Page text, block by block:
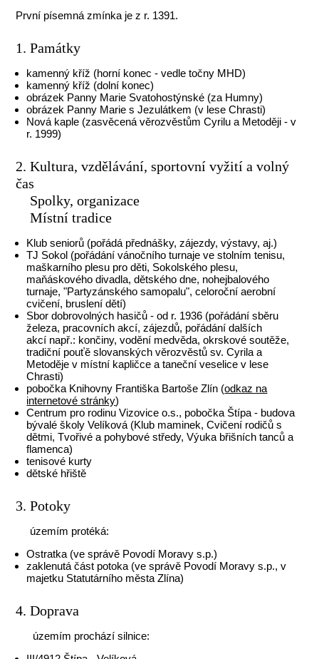
První písemná zmínka je z r. 1391.
1. Památky
kamenný kříž (horní konec - vedle točny MHD)
kamenný kříž (dolní konec)
obrázek Panny Marie Svatohostýnské (za Humny)
obrázek Panny Marie s Jezulátkem (v lese Chrasti)
Nová kaple (zasvěcená věrozvěstům Cyrilu a Metoději - v
r. 1999)
2. Kultura, vzdělávání, sportovní vyžití a volný
čas
Spolky, organizace
Místní tradice
Klub seniorů (pořádá přednášky, zájezdy, výstavy, aj.)
TJ Sokol (pořádání vánočního turnaje ve stolním tenisu,
maškarního plesu pro děti, Sokolského plesu,
maňáskového divadla, dětského dne, nohejbalového
turnaje, "Partyzánského samopalu", celoroční aerobní
cvičení, bruslení dětí)
Sbor dobrovolných hasičů - od r. 1936 (pořádání sběru
železa, pracovních akcí, zájezdů, pořádání dalších
akcí např.: končiny, vodění medvěda, okrskové soutěže,
tradiční pouťě slovanských věrozvěstů sv. Cyrila a
Metoděje v místní kapličce a taneční veselice v lese
Chrasti)
pobočka Knihovny Františka Bartoše Zlín (odkaz na
internetové stránky)
Centrum pro rodinu Vizovice o.s., pobočka Štípa - budova
bývalé školy Velíková (Klub maminek, Cvičení rodičů s
dětmi, Tvořivé a pohybové středy, Výuka břišních tanců a
flamenca)
tenisové kurty
dětské hřiště
3. Potoky
územím protéká:
Ostratka (ve správě Povodí Moravy s.p.)
zaklenutá část potoka (ve správě Povodí Moravy s.p., v
majetku Statutárního města Zlína)
4. Doprava
územím prochází silnice: